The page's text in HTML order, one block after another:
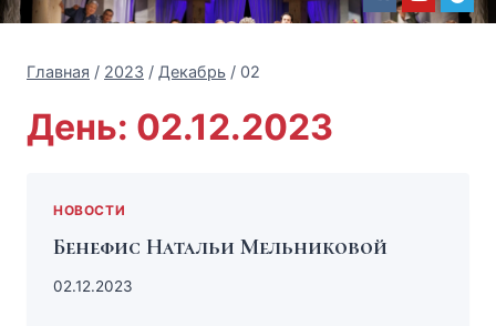
Главная / 2023 / Декабрь / 02
День: 02.12.2023
НОВОСТИ
Бенефис Натальи Мельниковой
02.12.2023